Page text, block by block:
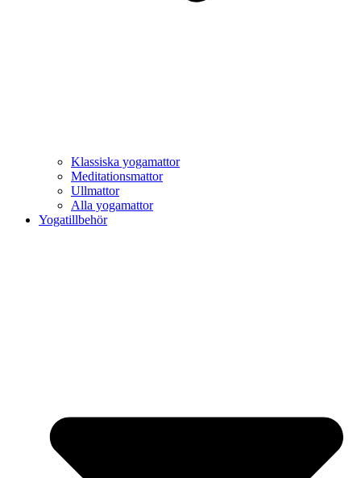
Klassiska yogamattor
Meditationsmattor
Ullmattor
Alla yogamattor
Yogatillbehör